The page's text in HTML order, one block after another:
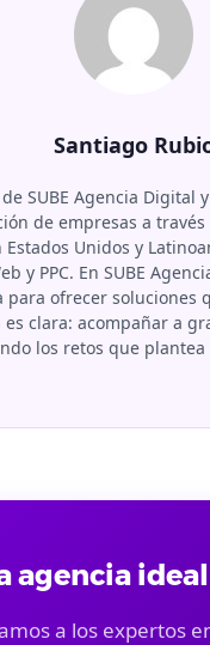
Santiago
SUBE Agencia
de empresas a
Unidos y
y PPC. En SUBE
ofrecer soluciones
clara: acompañar a
los retos que
agencia
a los expertos